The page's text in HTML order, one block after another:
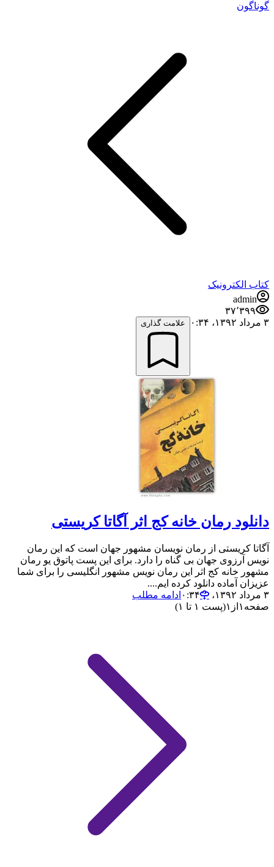
گوناگون
کتاب الکترونیک
admin
۳۷٬۳۹۹
۳ مرداد ۱۳۹۲،‏ ۰:۳۴
علامت گذاری
دانلود رمان خانه کج اثر آگاتا کریستی
آگاتا کریستی از رمان نویسان مشهور جهان است که این رمان
نویس آرزوی جهان بی گناه را دارد. برای این پست پاتوق یو رمان
مشهور خانه کج اثر این رمان نویس مشهور انگلیسی را برای شما
عزیزان آماده دانلود کرده ایم....
۳ مرداد ۱۳۹۲،‏ ۰:۳۴
ادامه مطلب
صفحه ۱ از ۱(پست ۱ تا ۱)